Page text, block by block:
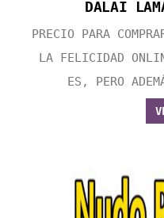
DALAI
PRECIO PARA
LA FELICIDAD
ES, PERO